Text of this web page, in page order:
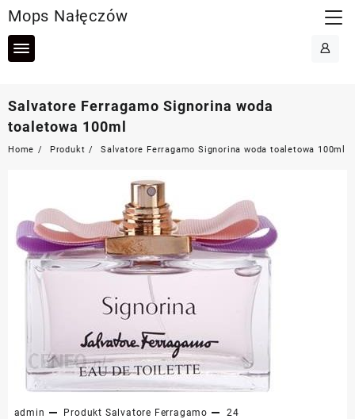
to
content
Mops Nałęczów
Salvatore Ferragamo Signorina woda
toaletowa 100ml
Home Produkt Salvatore Ferragamo Signorina woda toaletowa 100ml
admin Produkt Salvatore Ferragamo
24